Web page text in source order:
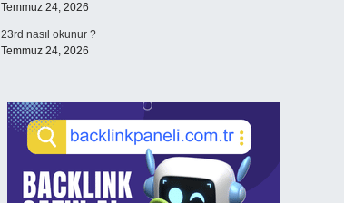
Temmuz 24, 2026
23rd nasıl okunur ?
Temmuz 24, 2026